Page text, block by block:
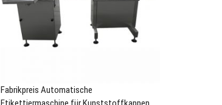
Fabrikpreis Automatische